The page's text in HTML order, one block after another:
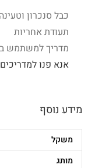
כבל סנכרון וטעינה USB
תעודת אחריות
מדריך למשתמש
אנא פנו
מידע נוסף
משקל
מותג